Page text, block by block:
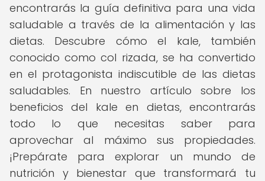
encontrarás la guía definitiva para una vida
saludable a través de la alimentación y las
dietas. Descubre cómo el kale, también
conocido como col rizada, se ha convertido
en el protagonista indiscutible de las dietas
saludables. En nuestro artículo sobre los
beneficios del kale en dietas, encontrarás
todo lo que necesitas saber para
aprovechar al máximo sus propiedades.
¡Prepárate para explorar un mundo de
nutrición y bienestar que transformará tu